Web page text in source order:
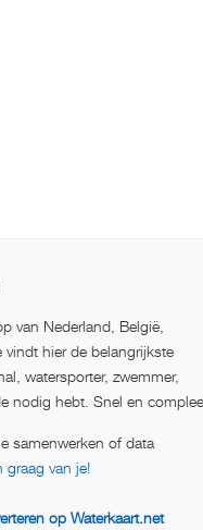
van Nederland, België,
hier de belangrijkste
watersporter, zwemmer,
nodig hebt. Snel en
samenwerken of data
graag van je!
op Waterkaart.net